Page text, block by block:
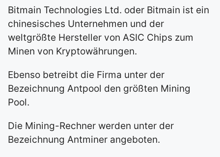
Bitmain Technologies Ltd. oder Bitmain ist ein
chinesisches Unternehmen und der
weltgrößte Hersteller von ASIC Chips zum
Minen von Kryptowährungen.
Ebenso betreibt die Firma unter der
Bezeichnung Antpool den größten Mining
Pool.
Die Mining-Rechner werden unter der
Bezeichnung Antminer angeboten.